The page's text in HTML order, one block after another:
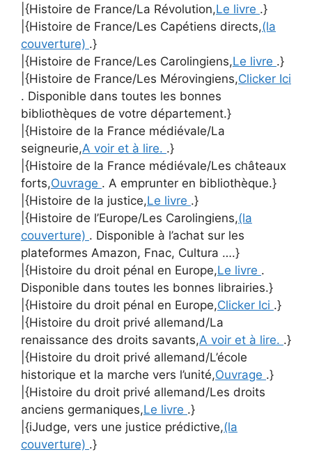
|{Histoire de France/La Révolution,Le livre .}
|{Histoire de France/Les Capétiens directs,(la
couverture) .}
|{Histoire de France/Les Carolingiens,Le livre .}
|{Histoire de France/Les Mérovingiens,Clicker Ici
. Disponible dans toutes les bonnes
bibliothèques de votre département.}
|{Histoire de la France médiévale/La
seigneurie,A voir et à lire. .}
|{Histoire de la France médiévale/Les châteaux
forts,Ouvrage . A emprunter en bibliothèque.}
|{Histoire de la justice,Le livre .}
|{Histoire de l’Europe/Les Carolingiens,(la
couverture) . Disponible à l’achat sur les
plateformes Amazon, Fnac, Cultura ….}
|{Histoire du droit pénal en Europe,Le livre .
Disponible dans toutes les bonnes librairies.}
|{Histoire du droit pénal en Europe,Clicker Ici .}
|{Histoire du droit privé allemand/La
renaissance des droits savants,A voir et à lire. .}
|{Histoire du droit privé allemand/L’école
historique et la marche vers l’unité,Ouvrage .}
|{Histoire du droit privé allemand/Les droits
anciens germaniques,Le livre .}
|{iJudge, vers une justice prédictive,(la
couverture) .}